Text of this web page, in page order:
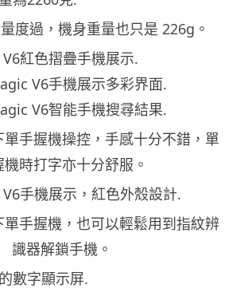
度過，機身重量也只是 226g。
手握機操控，手感十分不錯，單
機時打字亦十分舒服。
手握機，也可以輕鬆用到指紋辨
識器解鎖手機。